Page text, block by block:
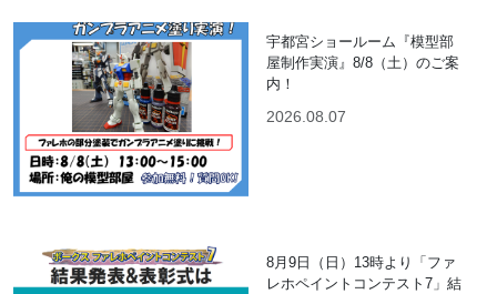
宇都宮ショールーム『模型部
屋制作実演』8/8（土）のご案
内！
2026.08.07
8月9日（日）13時より「ファ
レホペイントコンテスト7」結